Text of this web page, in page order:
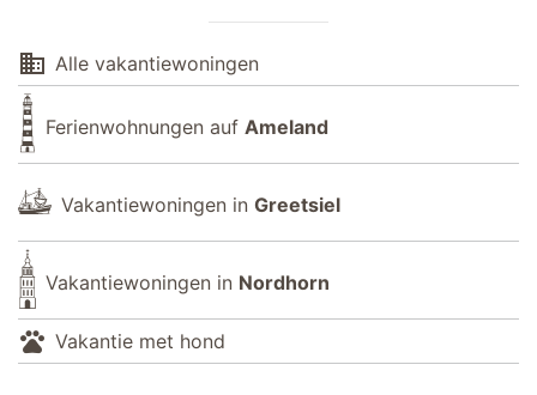
domain Alle vakantiewoningen
Ferienwohnungen auf Ameland
Vakantiewoningen in Greetsiel
Vakantiewoningen in Nordhorn
pets Vakantie met hond